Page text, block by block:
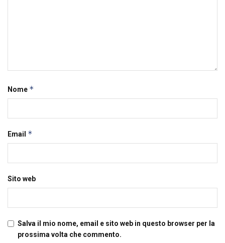
Nome *
Email *
Sito web
Salva il mio nome, email e sito web in questo browser per la
prossima volta che commento.